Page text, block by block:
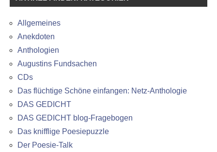
Allgemeines
Anekdoten
Anthologien
Augustins Fundsachen
CDs
Das flüchtige Schöne einfangen: Netz-Anthologie
DAS GEDICHT
DAS GEDICHT blog-Fragebogen
Das knifflige Poesiepuzzle
Der Poesie-Talk